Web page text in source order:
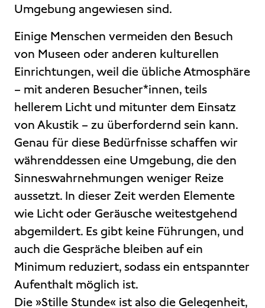
Umgebung angewiesen sind.
Einige Menschen vermeiden den Besuch
von Museen oder anderen kulturellen
Einrichtungen, weil die übliche Atmosphäre
– mit anderen Besucher*innen, teils
hellerem Licht und mitunter dem Einsatz
von Akustik – zu überfordernd sein kann.
Genau für diese Bedürfnisse schaffen wir
währenddessen eine Umgebung, die den
Sinneswahrnehmungen weniger Reize
aussetzt. In dieser Zeit werden Elemente
wie Licht oder Geräusche weitestgehend
abgemildert. Es gibt keine Führungen, und
auch die Gespräche bleiben auf ein
Minimum reduziert, sodass ein entspannter
Aufenthalt möglich ist.
Die »Stille Stunde« ist also die Gelegenheit,